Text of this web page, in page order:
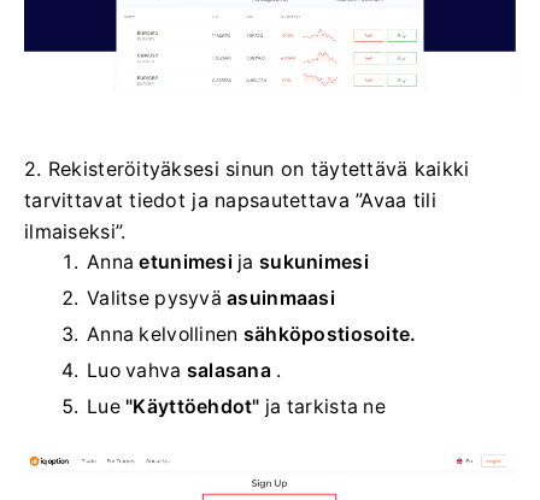
2. Rekisteröityäksesi sinun on täytettävä kaikki
tarvittavat tiedot ja napsautettava ”Avaa tili
ilmaiseksi”.
Annaetunimesi jasukunimesi
Valitse pysyväasuinmaasi
Anna kelvollinen sähköpostiosoite.
Luo vahva salasana .
Lue"Käyttöehdot" ja tarkista ne